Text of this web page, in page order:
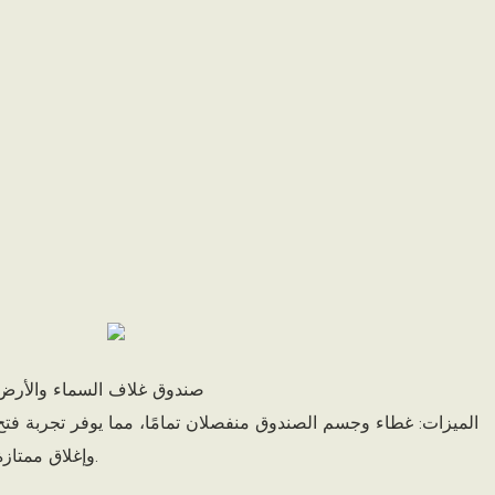
صندوق غلاف السماء
الميزات: غطاء وجسم الصندوق منفصلان تمامًا، مما يوفر تجربة
وإغلاق ممتازة.